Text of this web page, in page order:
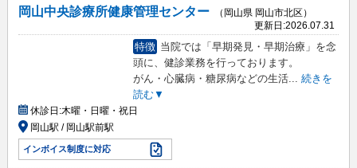
岡山中央診療所健康管理センター
（岡山県 岡山市北区）
更新日:2026.07.31
特徴 当院では「早期発見・早期治療」を念
頭に、健診業務を行っております。
がん・心臓病・糖尿病などの生活... 続きを
読む▼
休診日:木曜・日曜・祝日
岡山駅 / 岡山駅前駅
インボイス制度に対応